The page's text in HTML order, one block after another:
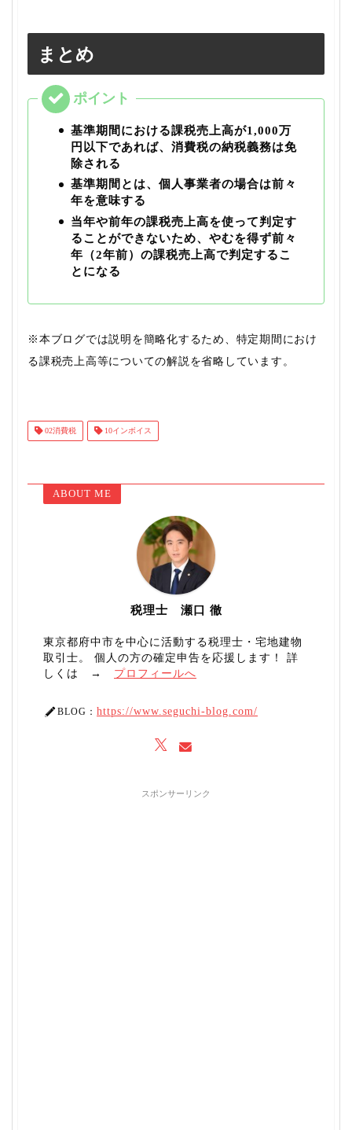
まとめ
基準期間における課税売上高が1,000万
円以下であれば、消費税の納税義務は免
除される
基準期間とは、個人事業者の場合は前々
年を意味する
当年や前年の課税売上高を使って判定す
ることができないため、やむを得ず前々
年（2年前）の課税売上高で判定するこ
とになる
※本ブログでは説明を簡略化するため、特定期間におけ
る課税売上高等についての解説を省略しています。
02消費税 10インボイス
ABOUT ME
税理士 瀬口 徹
東京都府中市を中心に活動する税理士・宅地建物
取引士。 個人の方の確定申告を応援します！ 詳
しくは → プロフィールへ
BLOG： https://www.seguchi-blog.com/
スポンサーリンク